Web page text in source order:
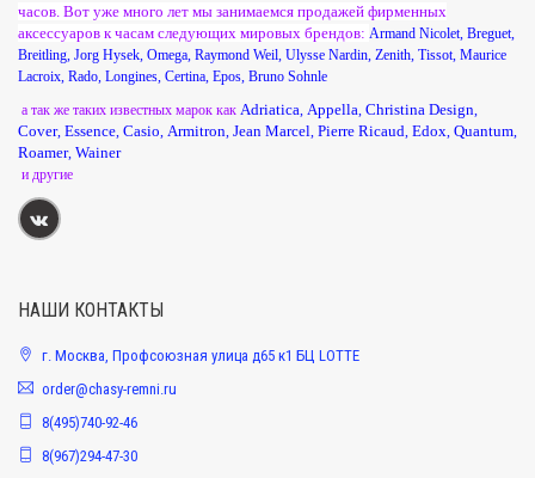
часов. Вот уже много лет мы занимаемся продажей фирменных
аксессуаров к часам следующих мировых брендов: Armand Nicolet Breguet
Breitling Jorg Hysek Omega Raymond Weil Ulysse Nardin Zenith Tissot Maurice
Lacroix Rado Longines Certina Epos Bruno Sohnle
а так же таких известных марок как Adriatica Appella Christina Design
Cover, Essence Casio Armitron Jean Marcel Pierre Ricaud Edox Quantum
Roamer, Wainer
и другие
НАШИ КОНТАКТЫ
г. Москва, Профсоюзная улица д65 к1 БЦ LOTTE
order@chasy-remni.ru
8(495)740-92-46
8(967)294-47-30